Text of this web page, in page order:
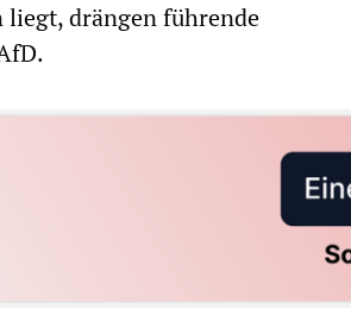
liegt, drängen führende